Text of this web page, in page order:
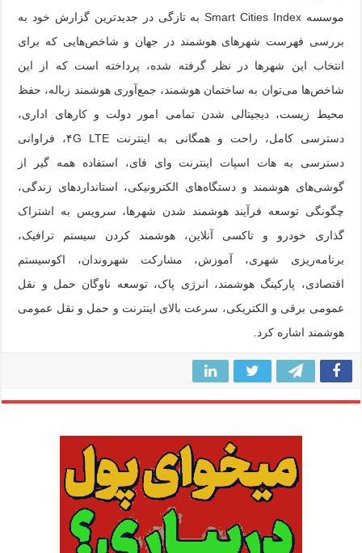
موسسه Smart Cities Index به تازگی در جدیدترین گزارش خود به
بررسی فهرست شهرهای هوشمند در جهان و شاخص‌هایی که برای
انتخاب این شهرها در نظر گرفته شده، پرداخته است که از این
شاخص‌ها می‌توان به ساختمان هوشمند، جمع‌آوری هوشمند زباله، حفظ
محیط زیست، دیجیتالی شدن تمامی امور دولت و کارهای اداری،
دسترسی کامل، راحت و همگانی به اینترنت ۴G LTE، فراوانی
دسترسی به هات اسپات اینترنت وای فای، استفاده همه گیر از
گوشی‌های هوشمند و دستگاه‌های الکترونیکی، استانداردهای زندگی،
چگونگی توسعه فرآیند هوشمند شدن شهرها، سرویس به اشتراک
گذاری خودرو و تاکسی آنلاین، هوشمند کردن سیستم ترافیک،
برنامه‌ریزی شهری، آموزش، مشارکت شهروندان، اکوسیستم
اقتصادی، پارکینگ هوشمند، انرژی پاک، توسعه ناوگان حمل و نقل
عمومی برقی و الکتریکی، سرعت بالای اینترنت و حمل و نقل عمومی
هوشمند اشاره کرد.